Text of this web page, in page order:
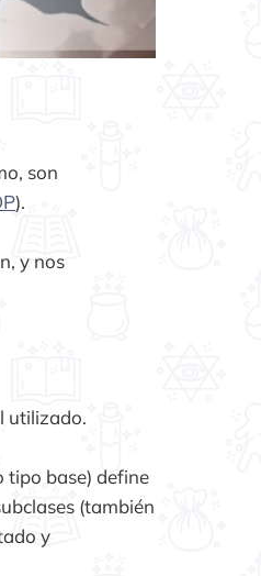
son
).
y nos
utilizado.
tipo base) define
(también
y